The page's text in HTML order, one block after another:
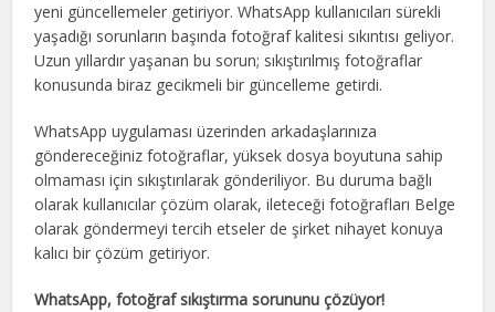
yeni güncellemeler getiriyor. WhatsApp kullanıcıları sürekli
yaşadığı sorunların başında fotoğraf kalitesi sıkıntısı geliyor.
Uzun yıllardır yaşanan bu sorun; sıkıştırılmış fotoğraflar
konusunda biraz gecikmeli bir güncelleme getirdi.
WhatsApp uygulaması üzerinden arkadaşlarınıza
göndereceğiniz fotoğraflar, yüksek dosya boyutuna sahip
olmaması için sıkıştırılarak gönderiliyor. Bu duruma bağlı
olarak kullanıcılar çözüm olarak, ileteceği fotoğrafları Belge
olarak göndermeyi tercih etseler de şirket nihayet konuya
kalıcı bir çözüm getiriyor.
WhatsApp, fotoğraf sıkıştırma sorununu çözüyor!